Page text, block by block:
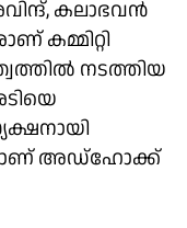
കലാഭവന്‍
കമ്മിറ്റി
നടത്തിയ
അഡ്ഹോക്ക്